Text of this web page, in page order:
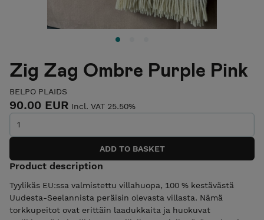
Zig Zag Ombre Purple Pink
BELPO PLAIDS
90.00 EUR Incl. VAT 25.50%
Product description
Tyylikäs EU:ssa valmistettu villahuopa, 100 % kestävästä
Uudesta-Seelannista peräisin olevasta villasta. Nämä
torkkupeitot ovat erittäin laadukkaita ja huokuvat